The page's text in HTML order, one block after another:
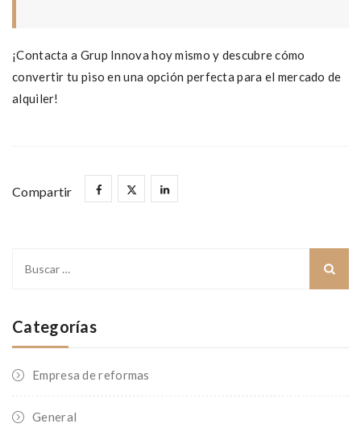
¡Contacta a Grup Innova hoy mismo y descubre cómo
convertir tu piso en una opción perfecta para el mercado de
alquiler!
Categorías
Empresa de reformas
General